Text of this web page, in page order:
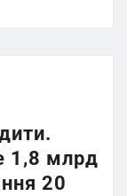
1,8 млрд
20